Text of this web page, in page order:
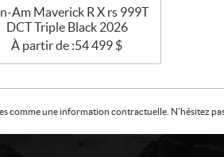
Am Maverick R X rs 999T
DCT Triple Black 2026
À partir de :54 499 $
comme une information contractuelle. N'hésitez